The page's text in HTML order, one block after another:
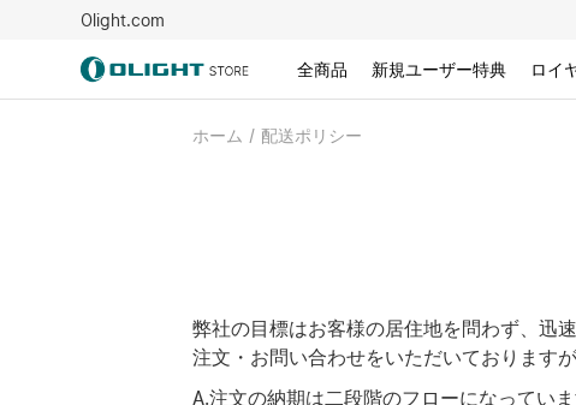
Olight.com
全商品 新規ユーザー特典 ロイ
ホーム / 配送ポリシー
弊社の目標はお客様の居住地を問わず、迅
注文・お問い合わせをいただいております
A.注文の納期は二段階のフローになっていま